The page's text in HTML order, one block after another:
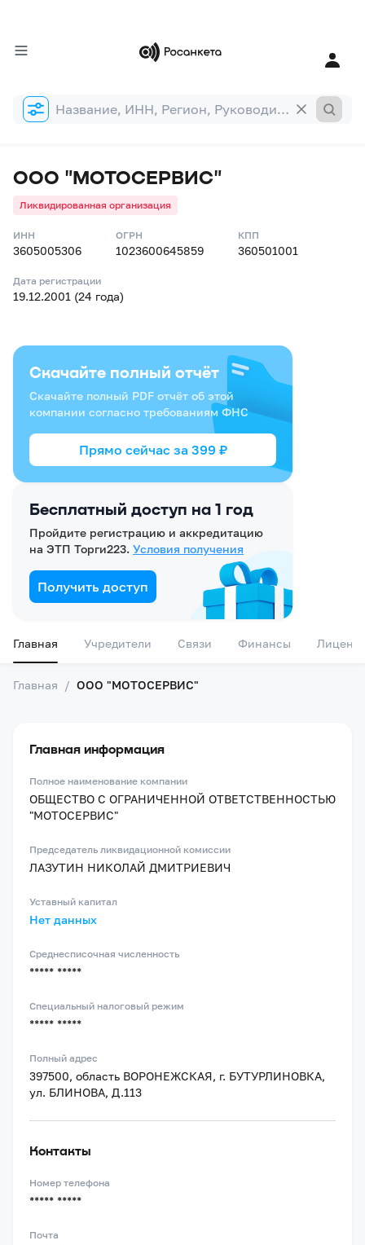
Форма
поиска
ООО "МОТОСЕРВИС"
Ликвидированная организация
ИНН
3605005306
ОГРН
1023600645859
КПП
360501001
Дата регистрации
19.12.2001 (24 года)
Бесплатный доступ на 1 год
Пройдите регистрацию и аккредитацию
на ЭТП Торги223. Условия получения
Получить доступ
Скачайте полный отчёт
Скачайте полный PDF отчёт об этой
компании согласно требованиям ФНС
Прямо сейчас за 399 ₽
Главная Учредители Связи Финансы
Главная / ООО "МОТОСЕРВИС"
Главная информация
Полное наименование компании
ОБЩЕСТВО С ОГРАНИЧЕННОЙ ОТВЕТСТВЕННОСТЬЮ
"МОТОСЕРВИС"
Председатель ликвидационной комиссии
ЛАЗУТИН НИКОЛАЙ ДМИТРИЕВИЧ
Уставный капитал
Нет данных
Среднесписочная численность
***** *****
Специальный налоговый режим
***** *****
Полный адрес
397500, область ВОРОНЕЖСКАЯ, г. БУТУРЛИНОВКА,
ул. БЛИНОВА, Д.113
Контакты
Номер телефона
***** *****
Почта